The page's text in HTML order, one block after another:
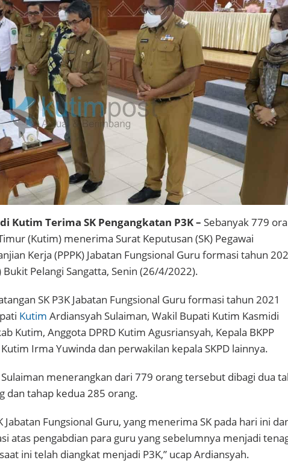
Kutim Terima SK Pengangkatan P3K – Sebanyak 779
(Kutim) menerima Surat Keputusan (SK) Pegawai
Kerja (PPPK) Jabatan Fungsional Guru formasi tahun
Bukit Pelangi Sangatta, Senin (26/4/2022).
SK P3K Jabatan Fungsional Guru formasi tahun 2021
Kutim Ardiansyah Sulaiman, Wakil Bupati Kutim Kasmidi
Kutim, Anggota DPRD Kutim Agusriansyah, Kepala BKPP
Irma Yuwinda dan perwakilan kepala SKPD lainnya.
menerangkan dari 779 orang tersebut dibagi dua
dan tahap kedua 285 orang.
Jabatan Fungsional Guru, yang menerima SK pada hari ini
atas pengabdian para guru yang sebelumnya menjadi
ini telah diangkat menjadi P3K,” ucap Ardiansyah.